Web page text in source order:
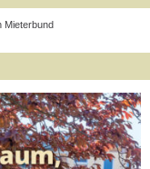
Mieterbund